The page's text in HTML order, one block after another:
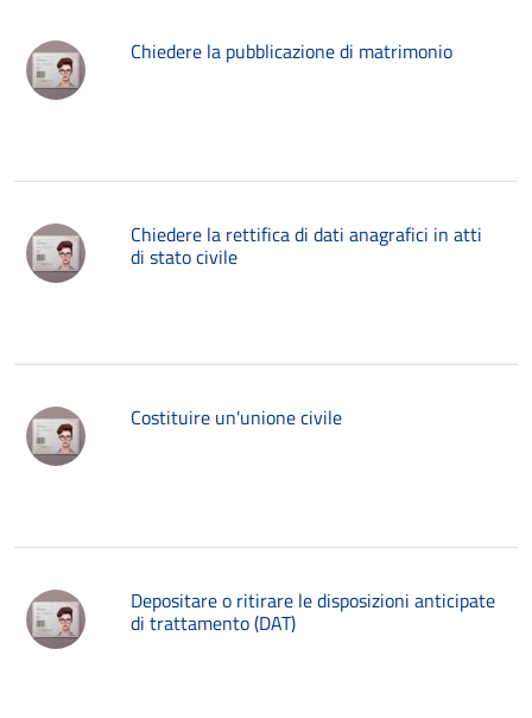
Chiedere la pubblicazione di matrimonio
Chiedere la rettifica di dati anagrafici in atti
di stato civile
Costituire un'unione civile
Depositare o ritirare le disposizioni anticipate
di trattamento (DAT)